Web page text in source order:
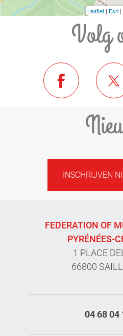
Leaflet | Esri |
Volg
INSCHRIJVEN
FEDERATION OF
PYRÉNÉES-
1 PLACE
66800
04 68 04